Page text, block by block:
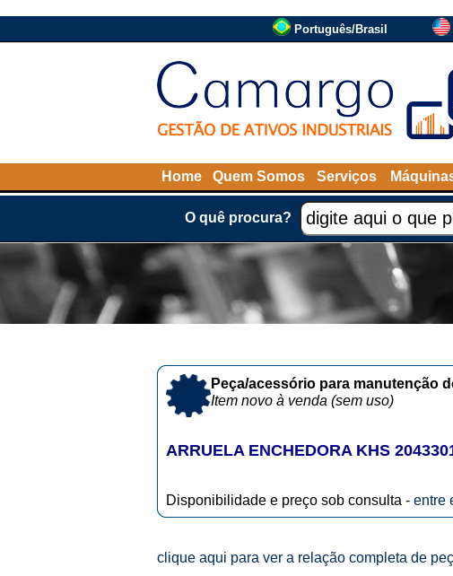
Português/Brasil
Home Quem Somos Serviços
O quê procura?
Peça/acessório para manutenção
Item novo à venda (sem uso)
ARRUELA ENCHEDORA KHS
Disponibilidade e preço sob consulta - entre
clique aqui para ver a relação completa de